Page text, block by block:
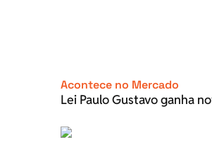
Acontece no Mercado
Lei Paulo Gustavo ganha